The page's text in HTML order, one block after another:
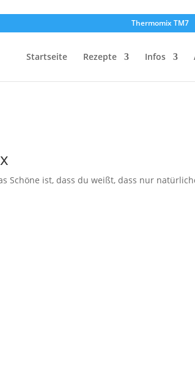
Thermomix TM7
Startseite Rezepte Infos
Schöne ist, dass du weißt, dass nur